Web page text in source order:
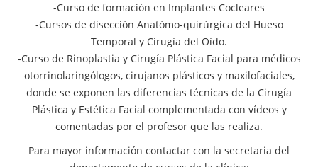
-Curso de formación en Implantes Cocleares
-Cursos de disección Anatómo-quirúrgica del Hueso
Temporal y Cirugía del Oído.
-Curso de Rinoplastia y Cirugía Plástica Facial para médicos
otorrinolaringólogos, cirujanos plásticos y maxilofaciales,
donde se exponen las diferencias técnicas de la Cirugía
Plástica y Estética Facial complementada con vídeos y
comentadas por el profesor que las realiza.
Para mayor información contactar con la secretaria del